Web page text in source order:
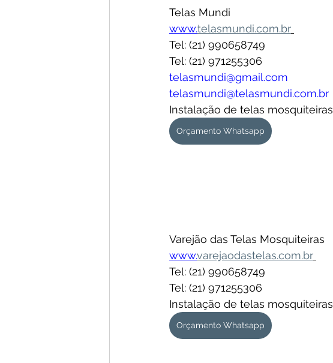
Telas Mundi
www.telasmundi.com.br
Tel: (21) 990658749
Tel: (21) 971255306
telasmundi@gmail.com
telasmundi@telasmundi.com.br
Instalação de telas mosquiteiras
Orçamento Whatsapp
Varejão das Telas Mosquiteiras
www.varejaodastelas.com.br
Tel: (21) 990658749
Tel: (21) 971255306
Instalação de telas mosquiteiras
Orçamento Whatsapp